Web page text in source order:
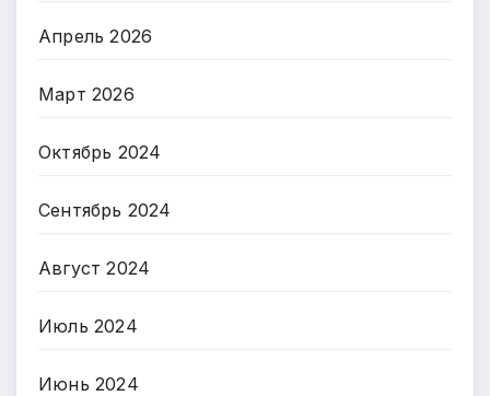
Апрель 2026
Март 2026
Октябрь 2024
Сентябрь 2024
Август 2024
Июль 2024
Июнь 2024